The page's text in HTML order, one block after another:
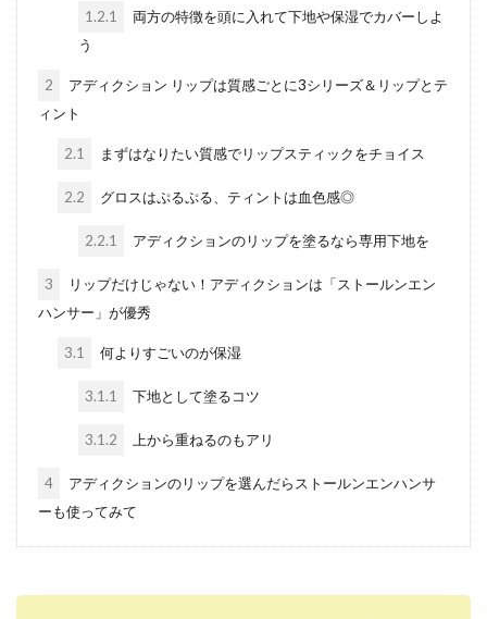
1.2.1
両方の特徴を頭に入れて下地や保湿でカバーしよ
う
2
アディクション リップは質感ごとに3シリーズ＆リップとテ
ィント
2.1 まずはなりたい質感でリップスティックをチョイス
2.2 グロスはぷるぷる、ティントは血色感◎
2.2.1 アディクションのリップを塗るなら専用下地を
3
リップだけじゃない！アディクションは「ストールンエン
ハンサー」が優秀
3.1 何よりすごいのが保湿
3.1.1 下地として塗るコツ
3.1.2 上から重ねるのもアリ
4
アディクションのリップを選んだらストールンエンハンサ
ーも使ってみて